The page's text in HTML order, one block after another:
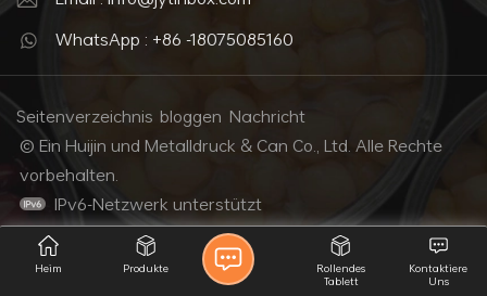
WhatsApp : +86 -18075085160
Seitenverzeichnis bloggen Nachricht
© Ein Huijin und Metalldruck & Can Co., Ltd. Alle Rechte
vorbehalten.
IPv6-Netzwerk unterstützt
Heim Produkte
Kontaktiere
Uns
Rollendes
Tablett